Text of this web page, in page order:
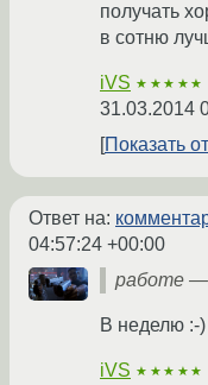
получать
в сотню
iVS ★★★★★
31.03.2014
Показать
Ответ на:
04:57:24 +00:00
работе —
В неделю :-)
iVS ★★★★★